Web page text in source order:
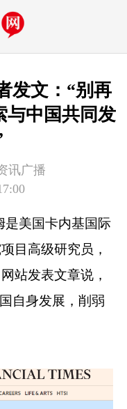
发文：“别再
与中国共同发
讯广播
是美国卡内基国际
目高级研究员，
站发表文章说，‌
自身发展，削弱